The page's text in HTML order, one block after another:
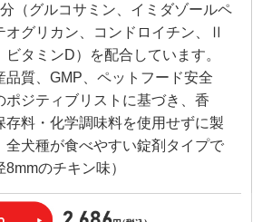
（グルコサミン、イミダゾールペ
オグリカン、コンドロイチン、Ⅱ
タミンD）を配合しています。
品質、GMP、ペットフード安全
ポジティブリストに基づき、香
存料・化学調味料を使用せずに製
全犬種が食べやすい錠剤タイプで
のチキン味）